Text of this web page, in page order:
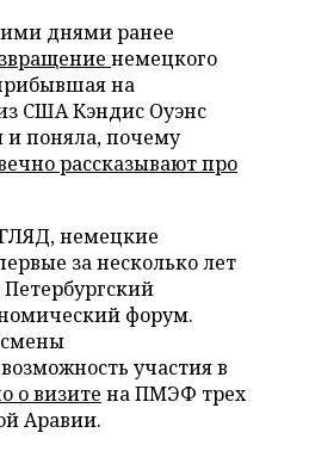
днями ранее
немецкого
на
США Кэндис Оуэнс
и поняла, почему
рассказывают про
немецкие
за несколько лет
Петербургский
форум.
возможность участия в
о визите на ПМЭФ трех
Аравии.